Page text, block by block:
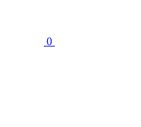
0